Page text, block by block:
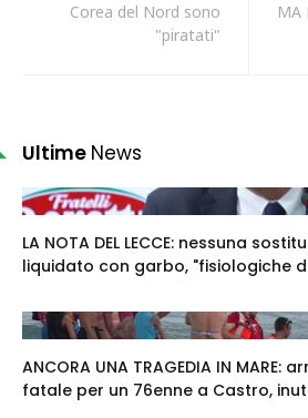
Corea del Nord sono
"piratati"
MA
Ultime News
LA NOTA DEL LECCE: nessuna
liquidato con garbo, "fisiologiche
ANCORA UNA TRAGEDIA IN MARE:
fatale per un 76enne a Castro,